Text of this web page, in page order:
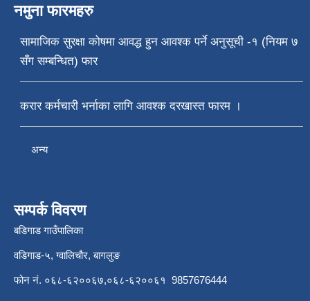
नमुना फारमहरु
सामाजिक सुरक्षा कोषमा आवद्ध हुन आवश्क पर्ने अनुसूची -१ (नियम ७
सँग सम्बन्धित) फार
करार कर्मचारी भर्नाका लागि आवश्क दरखास्त फारम ।
अन्य
सम्पर्क विवरण
बडिगाड गाउँपालिका
वडिगाड-५, ग्वालिचौर, बागलुङ
फोन नं. ०६८-६२००६७,०६८-६२००६१ 9857676444